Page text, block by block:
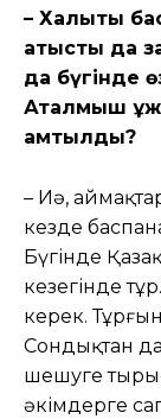
– Халықты
қатысты да
да бүгінде
Аталмыш
қамтылды?
– Иə,
кезде
Бүгінде
кезегінде
керек.
Сондықтан
шешуге
əкімдерге